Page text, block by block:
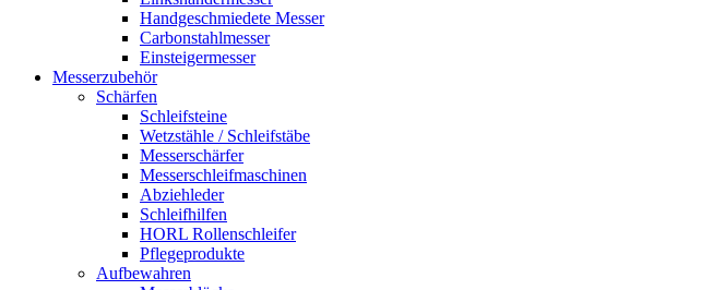
Handgeschmiedete Messer
Carbonstahlmesser
Einsteigermesser
Messerzubehör
Schärfen
Schleifsteine
Wetzstähle / Schleifstäbe
Messerschärfer
Messerschleifmaschinen
Abziehleder
Schleifhilfen
HORL Rollenschleifer
Pflegeprodukte
Aufbewahren